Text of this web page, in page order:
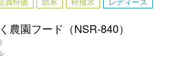
農園フード（NSR-840）